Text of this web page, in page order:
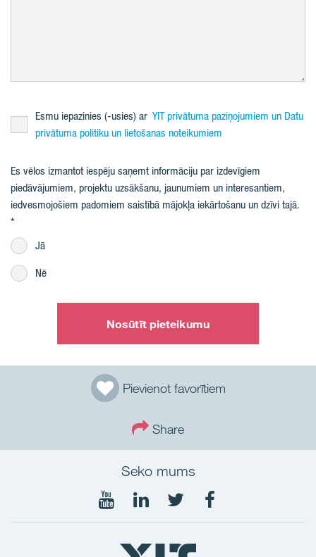
Pievienot favorītiem
Share
Esmu iepazinies (-usies) ar YIT privātuma paziņojumiem un Datu
privātuma politiku un lietošanas noteikumiem
Es vēlos izmantot iespēju saņemt informāciju par izdevīgiem
piedāvājumiem, projektu uzsākšanu, jaunumiem un interesantiem,
iedvesmojošiem padomiem saistībā mājokļa iekārtošanu un dzīvi tajā.
Jā
Nē
Nosūtīt pieteikumu
Seko mums
Seko
mums
Seko
mums
Seko
mums
Seko